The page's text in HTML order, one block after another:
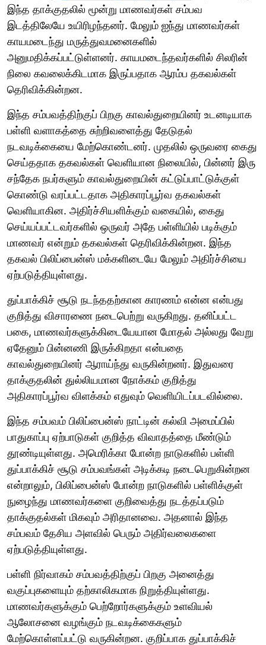
இந்த தாக்குதலில் மூன்று மாணவர்கள் சம்பவ
இடத்திலேயே உயிரிழந்தனர். மேலும் ஐந்து மாணவர்கள்
காயமடைந்து மருத்துவமனைகளில்
அனுமதிக்கப்பட்டுள்ளனர். காயமடைந்தவர்களில் சிலரின்
நிலை கவலைக்கிடமாக இருப்பதாக ஆரம்ப தகவல்கள்
தெரிவிக்கின்றன.
இந்த சம்பவத்திற்குப் பிறகு காவல்துறையினர் உடனடியாக
பள்ளி வளாகத்தை சுற்றிவளைத்து தேடுதல்
நடவடிக்கையை மேற்கொண்டனர். முதலில் ஒருவரை கைது
செய்ததாக தகவல்கள் வெளியான நிலையில், பின்னர் இரு
சந்தேக நபர்களும் காவல்துறையின் கட்டுப்பாட்டுக்குள்
கொண்டு வரப்பட்டதாக அதிகாரப்பூர்வ தகவல்கள்
வெளியாகின. அதிர்ச்சியளிக்கும் வகையில், கைது
செய்யப்பட்டவர்களில் ஒருவர் அதே பள்ளியில் படிக்கும்
மாணவர் என்றும் தகவல்கள் தெரிவிக்கின்றன. இந்த
தகவல் பிலிப்பைன்ஸ் மக்களிடையே மேலும் அதிர்ச்சியை
ஏற்படுத்தியுள்ளது.
துப்பாக்கிச் சூடு நடந்ததற்கான காரணம் என்ன என்பது
குறித்து விசாரணை நடைபெற்று வருகிறது. தனிப்பட்ட
பகை, மாணவர்களுக்கிடையேயான மோதல் அல்லது வேறு
ஏதேனும் பின்னணி இருக்கிறதா என்பதை
காவல்துறையினர் ஆராய்ந்து வருகின்றனர். இதுவரை
தாக்குதலின் துல்லியமான நோக்கம் குறித்து
அதிகாரப்பூர்வ விளக்கம் எதுவும் வெளியிடப்படவில்லை.
இந்த சம்பவம் பிலிப்பைன்ஸ் நாட்டின் கல்வி அமைப்பில்
பாதுகாப்பு ஏற்பாடுகள் குறித்த விவாதத்தை மீண்டும்
தூண்டியுள்ளது. அமெரிக்கா போன்ற நாடுகளில் பள்ளி
துப்பாக்கிச் சூடு சம்பவங்கள் அடிக்கடி நடைபெறுகின்றன
என்றாலும், பிலிப்பைன்ஸ் போன்ற நாடுகளில் பள்ளிக்குள்
நுழைந்து மாணவர்களை குறிவைத்து நடத்தப்படும்
தாக்குதல்கள் மிகவும் அரிதானவை. அதனால் இந்த
சம்பவம் தேசிய அளவில் பெரும் அதிர்வலைகளை
ஏற்படுத்தியுள்ளது.
பள்ளி நிர்வாகம் சம்பவத்திற்குப் பிறகு அனைத்து
வகுப்புகளையும் தற்காலிகமாக நிறுத்தியுள்ளது.
மாணவர்களுக்கும் பெற்றோர்களுக்கும் உளவியல்
ஆலோசனை வழங்கும் நடவடிக்கைகளும்
மேற்கொள்ளப்பட்டு வருகின்றன. குறிப்பாக துப்பாக்கிச்